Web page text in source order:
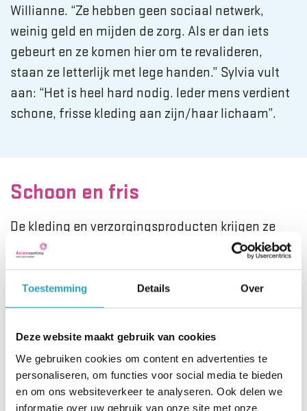
Toestemming Details Over
Deze website maakt gebruik van cookies
We gebruiken cookies om content en advertenties te
personaliseren, om functies voor social media te bieden
en om ons websiteverkeer te analyseren. Ook delen we
informatie over uw gebruik van onze site met onze
Willianne. “Ze hebben geen sociaal netwerk,
weinig geld en mijden de zorg. Als er dan iets
gebeurt en ze komen hier om te revalideren,
staan ze letterlijk met lege handen.” Sylvia vult
aan: “Het is heel hard nodig. Ieder mens verdient
schone, frisse kleding aan zijn/haar lichaam”.
Schoon en fris
De kleding en verzorgingsproducten krijgen ze
van cliënten, collega’s en familie. “We hebben
vooral een tekort aan herenkleding en
verzorgingsproducten”, zegt Sylvia. “Daar is altijd
meer van welkom.” Om bekendheid te geven aan
het inzamelpunt zijn onder andere A4’tjes
binnenkomen worden gesorteerd. Wat niet
bruikbaar is, gaat naar de weggeefwinkel of het